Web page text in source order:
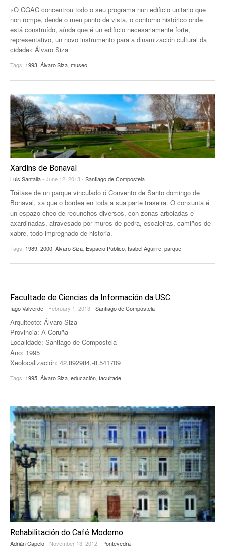
EUROPAN
«O CGAC concentrou todo o seu programa nun edificio unitario que
non rompe, dende o meu punto de vista, o contorno histórico onde
está construído, aínda que é un edificio necesariamente forte,
representativo, un novo instrumento para a dinamización cultural da
cidade» Álvaro Siza
Tags: 1993 Álvaro Siza museo
Xardíns de Bonaval
Luis Santalla- June 12, 2013 - Santiago de Compostela
Trátase de un parque vinculado ó Convento de Santo domingo de
Bonaval, xa que o bordea en toda a sua parte traseira. O conxunta é
un espazo cheo de recunchos diversos, con zonas arboladas e
axardinadas, atravesado por muros de pedra, escaleiras, camiños de
xabre, todo impregnado de historia.
Tags: 1989 2000 Álvaro Siza Espacio Público Isabel Aguirre parque
Facultade de Ciencias da Información da USC
Iago Valverde- February 1, 2013 - Santiago de Compostela
Arquitecto: Álvaro Siza
Provincia: A Coruña
Localidade: Santiago de Compostela
Ano: 1995
Xeolocalización: 42.892984,-8.541709
Tags: 1995 Álvaro Siza educación facultade
Rehabilitación do Café Moderno
Adrián Capelo- November 13, 2012 - Pontevedra